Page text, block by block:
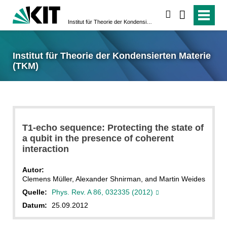
Institut für Theorie der Kondensierten Materie
(TKM)
T1-echo sequence: Protecting the state of
a qubit in the presence of coherent
interaction
Autor:
Clemens Müller, Alexander Shnirman, and Martin Weides
Quelle:
Phys. Rev. A 86, 032335 (2012)
Datum:
25.09.2012